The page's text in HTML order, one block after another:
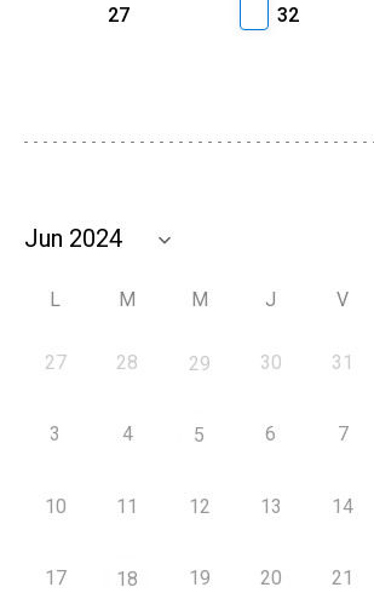
27
32
L M M J V
27 28 29 30 31
3 4 5 6 7
10 11 12 13 14
17 18 19 20 21